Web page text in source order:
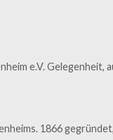
e.V. Gelegenheit,
1866